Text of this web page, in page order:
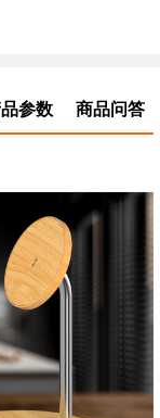
参数 商品问答